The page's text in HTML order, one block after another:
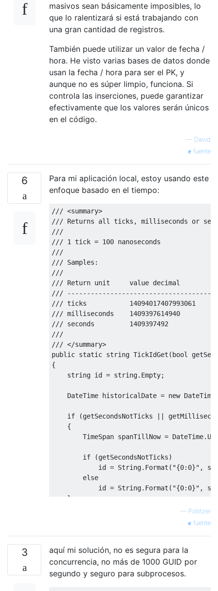
masivos sean básicamente imposibles, lo
que lo ralentizará si está trabajando con
una gran cantidad de registros.
También puede utilizar un valor de fecha /
hora. He visto varias bases de datos donde
usan la fecha / hora para ser el PK, y
aunque no es súper limpio, funciona. Si
controla las inserciones, puede garantizar
efectivamente que los valores serán únicos
en el código.
— David
fuente
6
Para mi aplicación local, estoy usando este
enfoque basado en el tiempo:
/// <summary>
/// Returns all ticks, milliseconds or
///
/// 1 tick = 100 nanoseconds
///
/// Samples:
///
/// Return unit     value decimal
///
/// ticks           14094017407993061
/// milliseconds    1409397614940
/// seconds         1409397492
///
/// </summary>
public static string TickIdGet (bool
{
string id = string.Empty;
    DateTime historicalDate =
new
if (getSecondsNotTicks ||
    {
TimeSpan spanTillNow =
if (getSecondsNotTicks)
            id = String.Format(
"{0:0}" ,
else
            id = String.Format(
"{0:0}" ,
    }
        id = ticksTillNow.ToString();
    }
if (getHexValue)
        id =
long .Parse(id).ToString(
— Pollitzer
fuente
3
aquí mi solución, no es segura para la
concurrencia, no más de 1000 GUID por
segundo y seguro para subprocesos.